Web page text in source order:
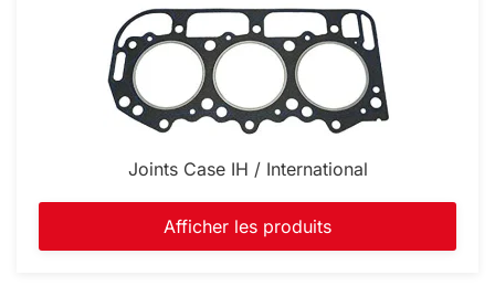
Joints Case IH / International
Afficher les produits